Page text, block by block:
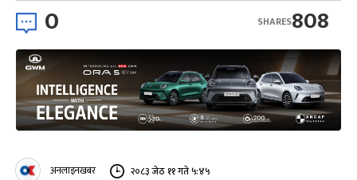
0 808
SHARES
अनलाइनखबर २०८३ जेठ ११ गते ५:४५